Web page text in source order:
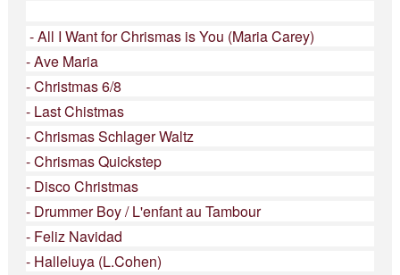
- All I Want for Chrismas is You (Maria Carey)
- Ave Maria
- Christmas 6/8
- Last Chistmas
- Chrismas Schlager Waltz
- Chrismas Quickstep
- Disco Christmas
- Drummer Boy / L'enfant au Tambour
- Feliz Navidad
- Halleluya (L.Cohen)